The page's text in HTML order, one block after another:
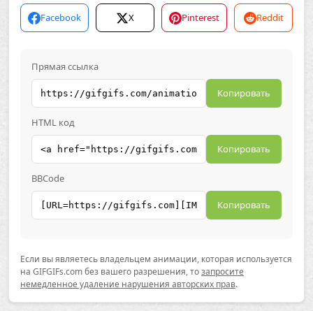
Facebook X Pinterest Reddit
Прямая ссылка
Копировать
HTML код
Копировать
BBCode
Копировать
Если вы являетесь владельцем анимации, которая используется
на GIFGIFs.com без вашего разрешения, тозапросите
немедленное удаление нарушения авторских прав.